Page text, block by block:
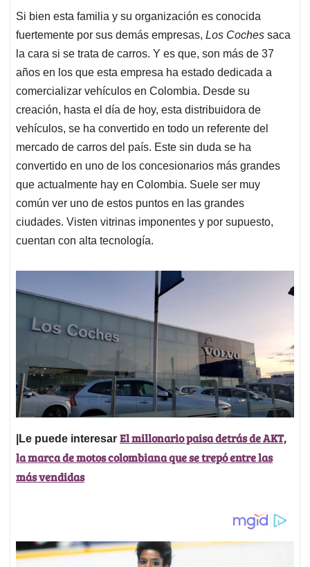
Si bien esta familia y su organización es conocida
fuertemente por sus demás empresas, Los Coches saca
la cara si se trata de carros. Y es que, son más de 37
años en los que esta empresa ha estado dedicada a
comercializar vehículos en Colombia. Desde su
creación, hasta el día de hoy, esta distribuidora de
vehículos, se ha convertido en todo un referente del
mercado de carros del país. Este sin duda se ha
convertido en uno de los concesionarios más grandes
que actualmente hay en Colombia. Suele ser muy
común ver uno de estos puntos en las grandes
ciudades. Visten vitrinas imponentes y por supuesto,
cuentan con alta tecnología.
|Le puede interesar El millonario paisa detrás de AKT,
la marca de motos colombiana que se trepó entre las
más vendidas